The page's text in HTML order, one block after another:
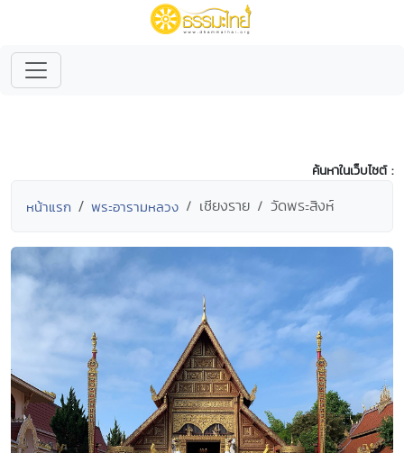
ค้นหาในเว็บไซต์ :
หน้าแรก พระอารามหลวง เชียงราย วัดพระสิงห์